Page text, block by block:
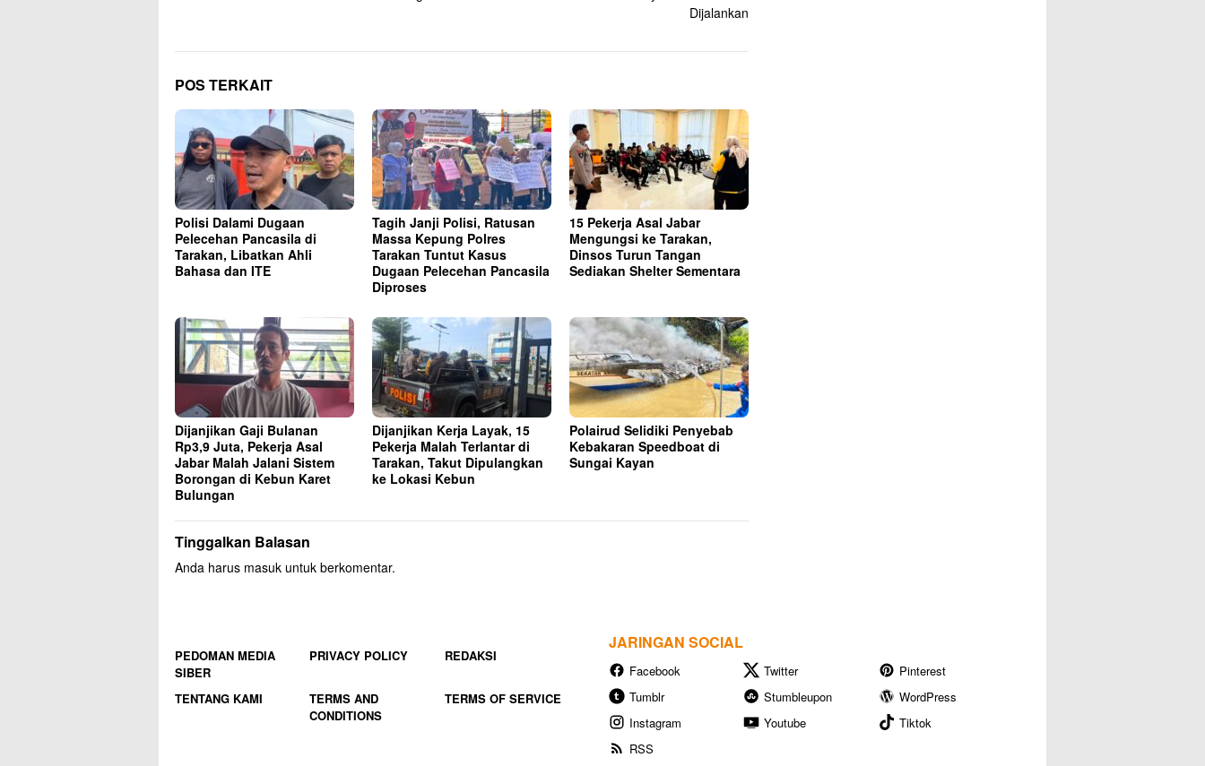
Dijalankan
POS TERKAIT
Polisi Dalami Dugaan
Pelecehan Pancasila di
Tarakan, Libatkan Ahli
Bahasa dan ITE
Tagih Janji Polisi, Ratusan
Massa Kepung Polres
Tarakan Tuntut Kasus
Dugaan Pelecehan Pancasila
Diproses
15 Pekerja Asal Jabar
Mengungsi ke Tarakan,
Dinsos Turun Tangan
Sediakan Shelter Sementara
Dijanjikan Gaji Bulanan
Rp3,9 Juta, Pekerja Asal
Jabar Malah Jalani Sistem
Borongan di Kebun Karet
Bulungan
Dijanjikan Kerja Layak, 15
Pekerja Malah Terlantar di
Tarakan, Takut Dipulangkan
ke Lokasi Kebun
Polairud Selidiki Penyebab
Kebakaran Speedboat di
Sungai Kayan
Tinggalkan Balasan
Anda harus masuk untuk berkomentar.
PEDOMAN MEDIA
SIBER
PRIVACY POLICY REDAKSI
TENTANG KAMI
TERMS AND
CONDITIONS
TERMS OF SERVICE
JARINGAN SOCIAL
Facebook Twitter
Pinterest
Tumblr
Stumbleupon
WordPress
Instagram
Youtube
Tiktok
RSS